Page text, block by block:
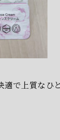
適で上質なひ